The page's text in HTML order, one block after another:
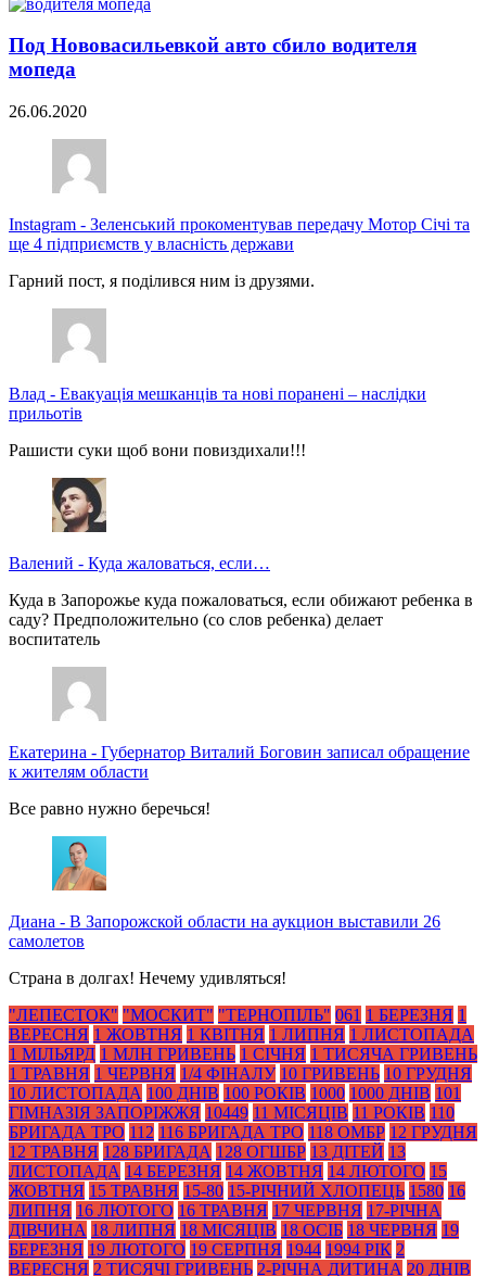
Под Нововасильевкой авто сбило водителя
мопеда
26.06.2020
Instagram - Зеленський прокоментував передачу Мотор Січі та
ще 4 підприємств у власність держави
Гарний пост, я поділився ним із друзями.
Влад - Евакуація мешканців та нові поранені – наслідки
прильотів
Рашисти суки щоб вони повиздихали!!!
Валений - Куда жаловаться, если…
Куда в Запорожье куда пожаловаться, если обижают ребенка в
саду? Предположительно (со слов ребенка) делает
воспитатель
Екатерина - Губернатор Виталий Боговин записал обращение
к жителям области
Все равно нужно беречься!
Диана - В Запорожской области на аукцион выставили 26
самолетов
Страна в долгах! Нечему удивляться!
"ЛЕПЕСТОК" "МОСКИТ" "ТЕРНОПІЛЬ" 061 1 БЕРЕЗНЯ 1
ВЕРЕСНЯ 1 ЖОВТНЯ 1 КВІТНЯ 1 ЛИПНЯ 1 ЛИСТОПАДА
1 МІЛЬЯРД 1 МЛН ГРИВЕНЬ 1 СІЧНЯ 1 ТИСЯЧА ГРИВЕНЬ
1 ТРАВНЯ 1 ЧЕРВНЯ 1/4 ФІНАЛУ 10 ГРИВЕНЬ 10 ГРУДНЯ
10 ЛИСТОПАДА 100 ДНІВ 100 РОКІВ 1000 1000 ДНІВ 101
ГІМНАЗІЯ ЗАПОРІЖЖЯ 10449 11 МІСЯЦІВ 11 РОКІВ 110
БРИГАДА ТРО 112 116 БРИГАДА ТРО 118 ОМБР 12 ГРУДНЯ
12 ТРАВНЯ 128 БРИГАДА 128 ОГШБР 13 ДІТЕЙ 13
ЛИСТОПАДА 14 БЕРЕЗНЯ 14 ЖОВТНЯ 14 ЛЮТОГО 15
ЖОВТНЯ 15 ТРАВНЯ 15-80 15-РІЧНИЙ ХЛОПЕЦЬ 1580 16
ЛИПНЯ 16 ЛЮТОГО 16 ТРАВНЯ 17 ЧЕРВНЯ 17-РІЧНА
ДІВЧИНА 18 ЛИПНЯ 18 МІСЯЦІВ 18 ОСІБ 18 ЧЕРВНЯ 19
БЕРЕЗНЯ 19 ЛЮТОГО 19 СЕРПНЯ 1944 1994 РІК 2
ВЕРЕСНЯ 2 ТИСЯЧІ ГРИВЕНЬ 2-РІЧНА ДИТИНА 20 ДНІВ